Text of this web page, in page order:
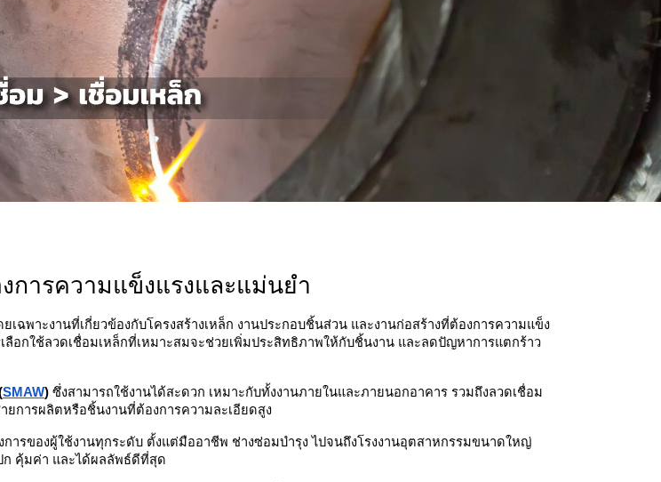
การความแข็งแรงและแม่นยำ
ฉพาะงานที่เกี่ยวข้องกับโครงสร้างเหล็ก งานประกอบชิ้นส่วน และงานก่อสร้างที่ต้องการความแข็ง
ลือกใช้ลวดเชื่อมเหล็กที่เหมาะสมจะช่วยเพิ่มประสิทธิภาพให้กับชิ้นงาน และลดปัญหาการแตกร้าว
SMAW) ซึ่งสามารถใช้งานได้สะดวก เหมาะกับทั้งงานภายในและภายนอกอาคาร รวมถึงลวดเชื่อม
ยการผลิตหรือชิ้นงานที่ต้องการความละเอียดสูง
การของผู้ใช้งานทุกระดับ ตั้งแต่มืออาชีพ ช่างซ่อมบำรุง ไปจนถึงโรงงานอุตสาหกรรมขนาดใหญ่
ก คุ้มค่า และได้ผลลัพธ์ดีที่สุด